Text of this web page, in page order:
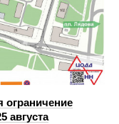
ограничение
августа